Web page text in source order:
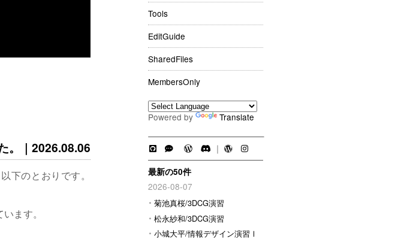
Tools
EditGuide
SharedFiles
MembersOnly
Powered by Translate
｜
最新の50件
2026-08-07
菊池真桜/3DCG演習
松永紗和/3DCG演習
小城大平/情報デザイン演習Ⅰ
。｜2026.08.06
下のとおりです。
ます。